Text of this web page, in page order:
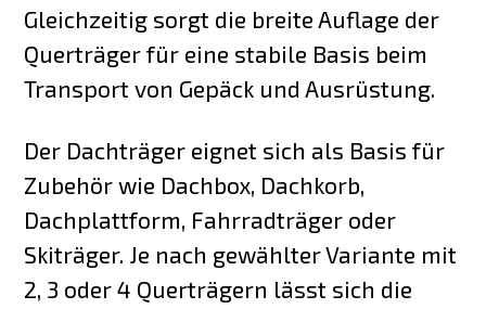
Gleichzeitig sorgt die breite Auflage der
Querträger für eine stabile Basis beim
Transport von Gepäck und Ausrüstung.
Der Dachträger eignet sich als Basis für
Zubehör wie Dachbox, Dachkorb,
Dachplattform, Fahrradträger oder
Skiträger. Je nach gewählter Variante mit
2, 3 oder 4 Querträgern lässt sich die